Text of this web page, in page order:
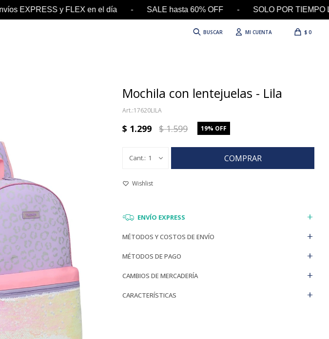
y FLEX en el día - SALE hasta 60% OFF - SOLO POR TIEMPO
$ 0
Mochila con lentejuelas - Lila
17620LILA
$ 1.299 $ 1.599 19
1 COMPRAR
ENVÍO EXPRESS
MÉTODOS Y COSTOS DE ENVÍO
MÉTODOS DE PAGO
CAMBIOS DE MERCADERÍA
CARACTERÍSTICAS